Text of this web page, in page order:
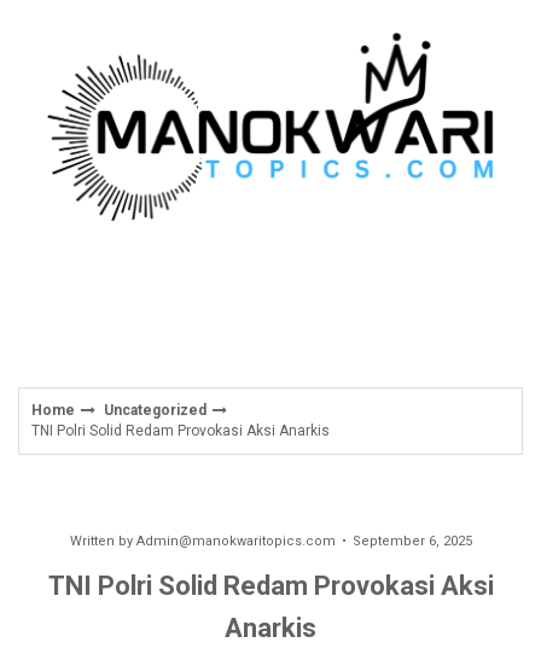
Home
Uncategorized
TNI Polri Solid Redam Provokasi Aksi Anarkis
Written by Admin@manokwaritopics.com September 6, 2025
TNI Polri Solid Redam Provokasi Aksi
Anarkis